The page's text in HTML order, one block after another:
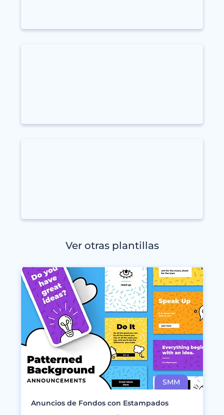
Ver otras plantillas
Anuncios de Fondos con Estampados